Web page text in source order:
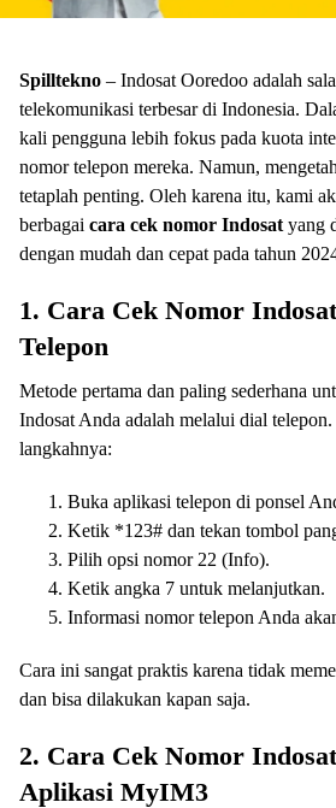
Spilltekno – Indosat Ooredoo adalah
telekomunikasi terbesar di Indonesia.
kali pengguna lebih fokus pada kuota
nomor telepon mereka. Namun,
tetaplah penting. Oleh karena itu, kami
berbagai cara cek nomor Indosat yang
dengan mudah dan cepat pada tahun
1. Cara Cek Nomor
Telepon
Metode pertama dan paling sederhana
Indosat Anda adalah melalui dial
langkahnya:
Buka aplikasi telepon di ponsel
Ketik *123# dan tekan tombol
Pilih opsi nomor 22 (Info).
Ketik angka 7 untuk melanjutkan.
Informasi nomor telepon Anda
Cara ini sangat praktis karena tidak
dan bisa dilakukan kapan saja.
2. Cara Cek Nomor
Aplikasi MyIM3